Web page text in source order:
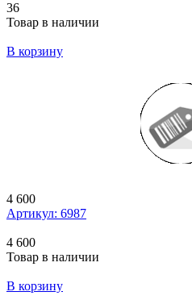
36
Товар в наличии
В корзину
4 600
Артикул: 6987
4 600
Товар в наличии
В корзину